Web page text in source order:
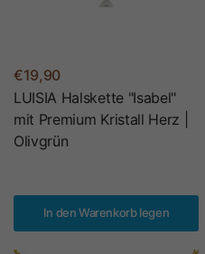
€19,90
LUISIA Halskette "Isabel"
mit Premium Kristall Herz |
Olivgrün
In den Warenkorb legen